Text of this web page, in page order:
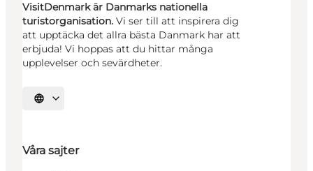
VisitDenmark är Danmarks nationella
turistorganisation. Vi ser till att inspirera dig
att upptäcka det allra bästa Danmark har att
erbjuda! Vi hoppas att du hittar många
upplevelser och sevärdheter.
Välj språk
Våra sajter